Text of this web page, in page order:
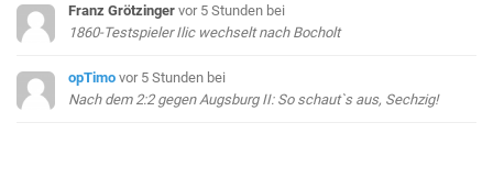
Franz Grötzinger vor 5 Stunden bei
1860-Testspieler Ilic wechselt nach Bocholt
opTimo vor 5 Stunden bei
Nach dem 2:2 gegen Augsburg II: So schaut`s aus, Sechzig!